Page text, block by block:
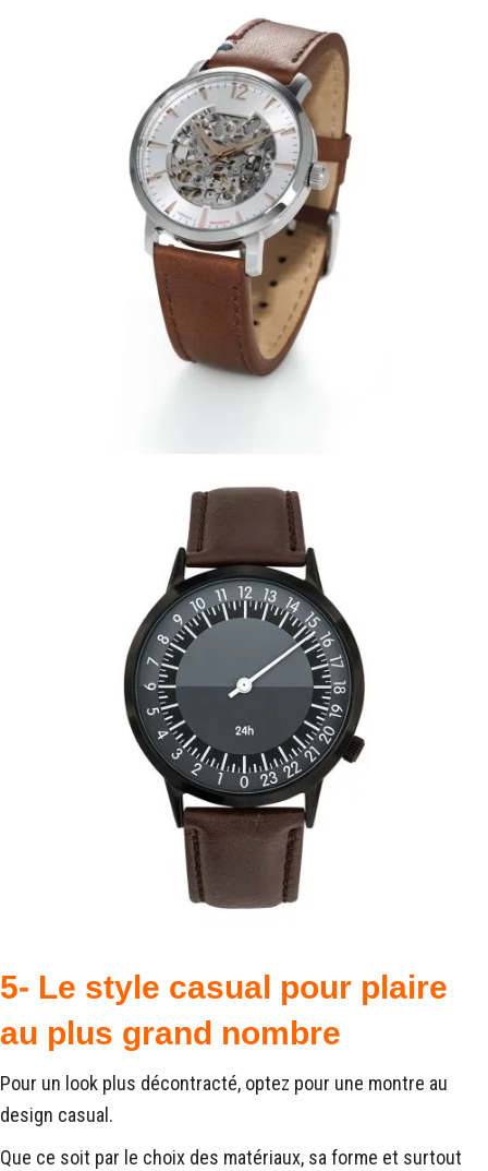
5- Le style casual pour plaire
au plus grand nombre
Pour un look plus décontracté, optez pour une montre au
design casual.
Que ce soit par le choix des matériaux, sa forme et surtout